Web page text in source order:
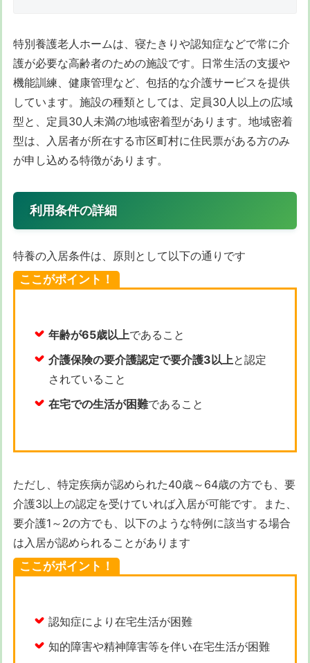
特別養護老人ホームは、寝たきりや認知症などで常に介
護が必要な高齢者のための施設です。日常生活の支援や
機能訓練、健康管理など、包括的な介護サービスを提供
しています。施設の種類としては、定員30人以上の広域
型と、定員30人未満の地域密着型があります。地域密着
型は、入居者が所在する市区町村に住民票がある方のみ
が申し込める特徴があります。
利用条件の詳細
特養の入居条件は、原則として以下の通りです
ここがポイント！
年齢が65歳以上であること
介護保険の要介護認定で要介護3以上と認定
されていること
在宅での生活が困難であること
ただし、特定疾病が認められた40歳～64歳の方でも、要
介護3以上の認定を受けていれば入居が可能です。また、
要介護1～2の方でも、以下のような特例に該当する場合
は入居が認められることがあります
ここがポイント！
認知症により在宅生活が困難
知的障害や精神障害等を伴い在宅生活が困難